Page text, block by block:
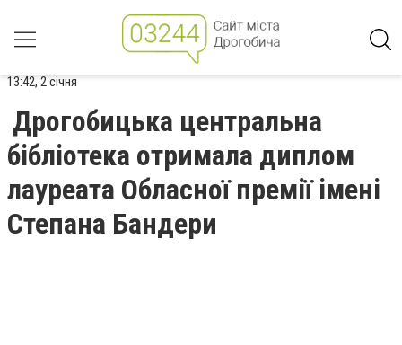
13:42, 2 січня
Дрогобицька центральна
бібліотека отримала диплом
лауреата Обласної премії імені
Степана Бандери